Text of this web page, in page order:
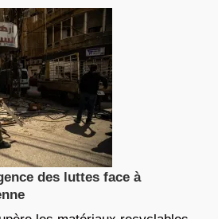
des luttes face à